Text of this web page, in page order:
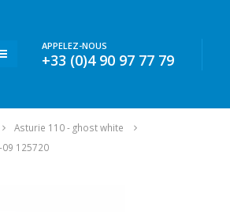
APPELEZ-NOUS
+33 (0)4 90 97 77 79
Asturie 110 - ghost white
09 125720